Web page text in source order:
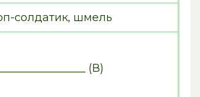
солдатик, шмель
(В)